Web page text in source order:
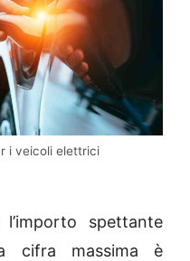
i veicoli elettrici
spettante
cifra massima è